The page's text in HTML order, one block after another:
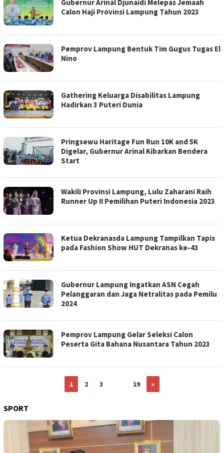
Gubernur Arinal Djunaidi Melepas Jemaah
Calon Haji Provinsi Lampung Tahun 2023
Pemprov Lampung Bentuk Tim Gugus Tugas El
Nino
Gathering Keluarga Disabilitas Lampung
Hadirkan 3 Puteri Dunia
Pringsewu Haritage Fun Run 10K and 5K
Digelar, Gubernur Arinal Kibarkan Bendera
Start
Wakili Provinsi Lampung, Lulu Zaharani Raih
Runner Up II Pemilihan Puteri Indonesia 2023
Ketua Dekranasda Lampung Tampilkan Tapis
pada Fashion Show HUT Dekranas ke-43
Gubernur Lampung Ingatkan ASN Cegah
Pelanggaran dan Jaga Netralitas pada Pemilu
2024
Pemprov Lampung Gelar Seleksi Calon
Peserta Gita Bahana Nusantara Tahun 2023
1 2 3 19 »
SPORT